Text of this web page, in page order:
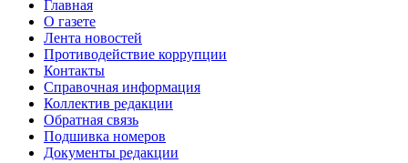
Главная
О газете
Лента новостей
Противодействие коррупции
Контакты
Справочная информация
Коллектив редакции
Обратная связь
Подшивка номеров
Документы редакции